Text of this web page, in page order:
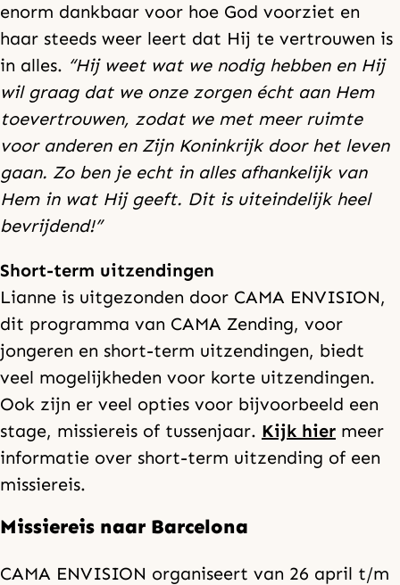
enorm dankbaar voor hoe God voorziet en
haar steeds weer leert dat Hij te vertrouwen is
in alles. “Hij weet wat we nodig hebben en Hij
wil graag dat we onze zorgen écht aan Hem
toevertrouwen, zodat we met meer ruimte
voor anderen en Zijn Koninkrijk door het leven
gaan. Zo ben je echt in alles afhankelijk van
Hem in wat Hij geeft. Dit is uiteindelijk heel
bevrijdend!”
Short-term uitzendingen
Lianne is uitgezonden door CAMA ENVISION,
dit programma van CAMA Zending, voor
jongeren en short-term uitzendingen, biedt
veel mogelijkheden voor korte uitzendingen.
Ook zijn er veel opties voor bijvoorbeeld een
stage, missiereis of tussenjaar. Kijk hier meer
informatie over short-term uitzending of een
missiereis.
Missiereis naar Barcelona
CAMA ENVISION organiseert van 26 april t/m